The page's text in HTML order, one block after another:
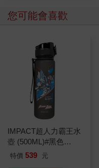
您可能會喜歡
IMPACT超人力霸王水
壺 (500ML)#黑色
IMUTB01BK
特價 539 元